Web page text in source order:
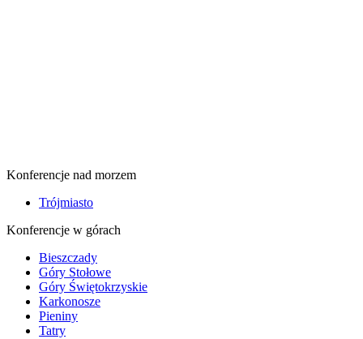
Konferencje nad morzem
Trójmiasto
Konferencje w górach
Bieszczady
Góry Stołowe
Góry Świętokrzyskie
Karkonosze
Pieniny
Tatry